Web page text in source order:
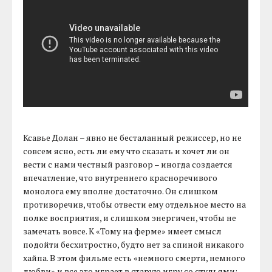
Ксавье Долан – явно не бесталанный режиссер, но не
совсем ясно, есть ли ему что сказать и хочет ли он
вести с нами честный разговор – иногда создается
впечатление, что внутреннего красноречивого
монолога ему вполне достаточно. Он слишком
противоречив, чтобы отвести ему отдельное место на
полке восприятия, и слишком энергичен, чтобы не
замечать вовсе. К «Тому на ферме» имеет смысл
подойти бесхитростно, будто нет за спиной никакого
хайпа. В этом фильме есть «немного смерти, немного